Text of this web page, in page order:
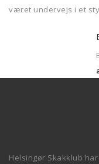
været undervejs i et
Helsingør Skakklub